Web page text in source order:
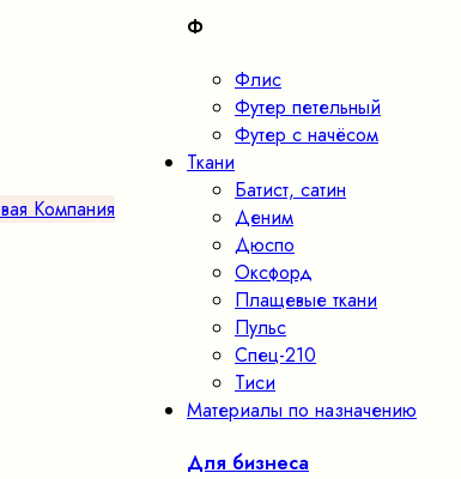
Ф
Флис
Футер петельный
Футер с начёсом
Ткани
Батист, сатин
Деним
Дюспо
Оксфорд
Плащевые ткани
Пульс
Спец-210
Тиси
Материалы по назначению
Для бизнеса